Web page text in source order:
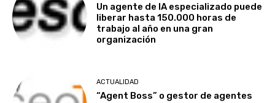
Un agente de IA especializado puede
liberar hasta 150.000 horas de
trabajo al año en una gran
organización
ACTUALIDAD
“Agent Boss” o gestor de agentes